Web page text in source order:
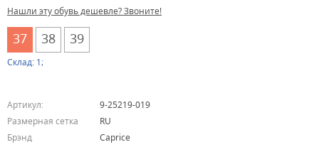
Нашли эту обувь дешевле? Звоните!
37 38 39
Склад: 1;
Артикул:
9-25219-019
Размерная сетка
RU
Брэнд
Caprice